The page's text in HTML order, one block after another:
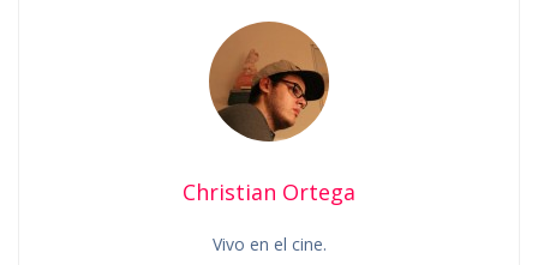
Christian Ortega
Vivo en el cine.